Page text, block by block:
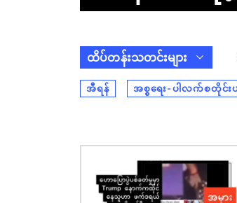
ထိပ်တန်းသတင်းများ
အီရန် အစ္စရေး-ပါလက်စတိုင်း